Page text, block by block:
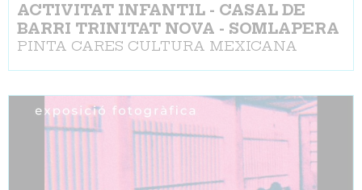
ACTIVITAT INFANTIL - CASAL DE
BARRI TRINITAT NOVA - SOMLAPERA
PINTA CARES CULTURA MEXICANA